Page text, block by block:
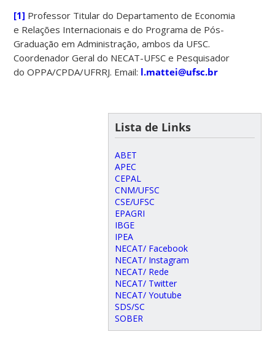
[1] Professor Titular do Departamento de Economia
e Relações Internacionais e do Programa de Pós-
Graduação em Administração, ambos da UFSC.
Coordenador Geral do NECAT-UFSC e Pesquisador
do OPPA/CPDA/UFRRJ. Email: l.mattei@ufsc.br
Lista de Links
ABET
APEC
CEPAL
CNM/UFSC
CSE/UFSC
EPAGRI
IBGE
IPEA
NECAT/ Facebook
NECAT/ Instagram
NECAT/ Rede
NECAT/ Twitter
NECAT/ Youtube
SDS/SC
SOBER